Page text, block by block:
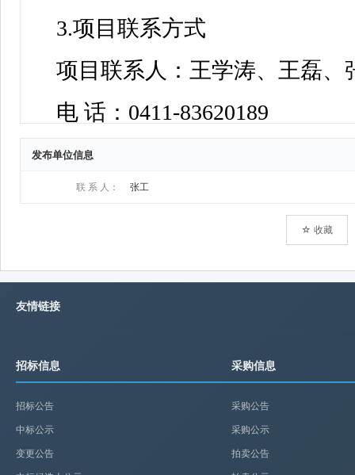
发布单位信息
联 系 人： 张工
☆ 收藏
友情链接
招标信息
招标公告
中标公示
变更公告
采购信息
采购公告
采购公示
拍卖公告